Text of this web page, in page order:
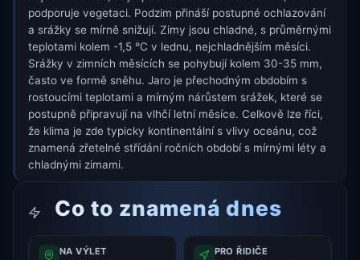
podporuje vegetaci. Podzim přináší postupné ochlazování
a srážky se mírně snižují. Zimy jsou chladné, s průměrnými
teplotami kolem -1,5 °C v lednu, nejchladnějším měsíci.
Srážky v zimních měsících se pohybují kolem 30-35 mm,
často ve formě sněhu. Jaro je přechodným obdobím s
rostoucími teplotami a mírným nárůstem srážek, které se
postupně připravují na vlhčí letní měsíce. Celkově lze říci,
že klima je zde typicky kontinentální s vlivy oceánu, což
znamená zřetelné střídání ročních období s mírnými léty a
chladnými zimami.
Co to znamená dnes
NA VÝLET PRO ŘIDIČE